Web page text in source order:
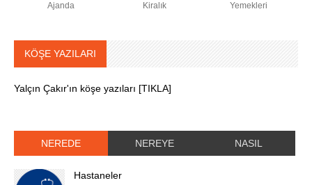
Ajanda Kiralık Yemekleri
KÖŞE YAZILARI
Yalçın Çakır'ın köşe yazıları [TIKLA]
NEREDE NEREYE NASIL
Hastaneler